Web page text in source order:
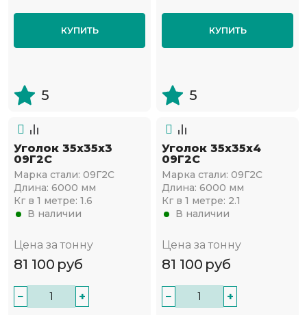
КУПИТЬ
5
КУПИТЬ
5
Уголок 35х35х3
09Г2С
Марка стали: 09Г2С
Длина: 6000 мм
Кг в 1 метре: 1.6
В наличии
Цена за тонну
81 100 руб
− +
Уголок 35х35х4
09Г2С
Марка стали: 09Г2С
Длина: 6000 мм
Кг в 1 метре: 2.1
В наличии
Цена за тонну
81 100 руб
− +